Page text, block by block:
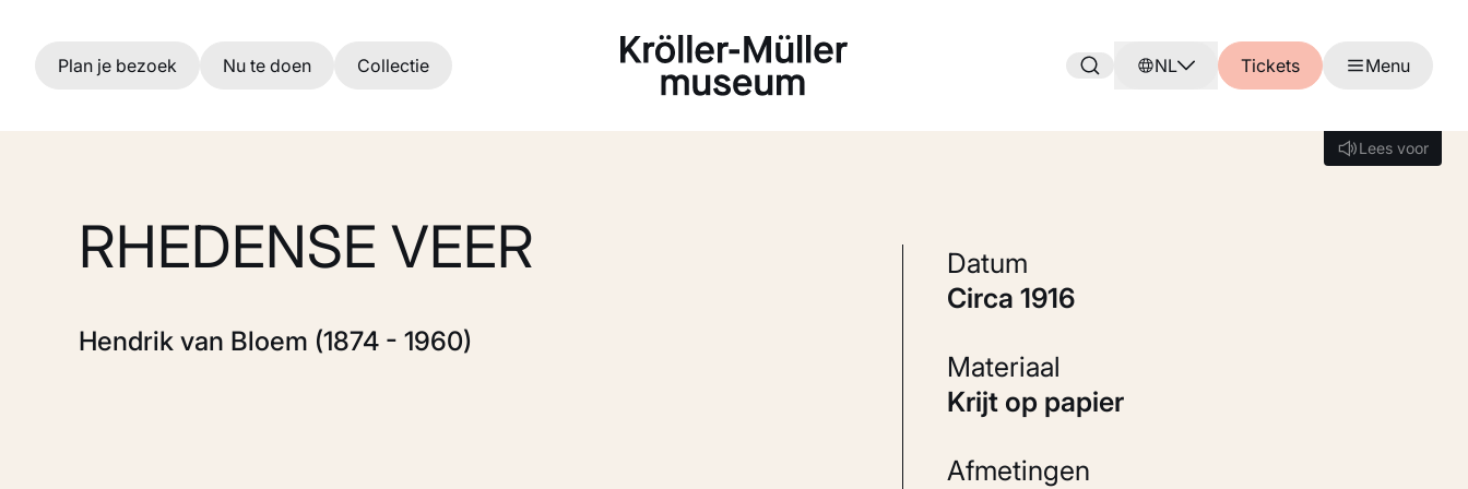
Ga naar hoofdinhoud
Plan je bezoek Nu te doen Collectie NL Tickets Menu
Lees voor
Lees voor
RHEDENSE VEER
Hendrik van Bloem (1874 - 1960)
Datum
circa 1916
Materiaal
Krijt op papier
Afmetingen